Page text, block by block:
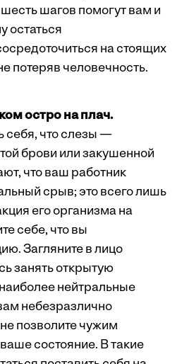
шагов помогут вам и
остаться
на стоящих
потеряв человечность.
остро на плач.
себя, что слезы —
брови или закушенной
что ваш работник
срыв; это всего лишь
его организма на
себе, что вы
Загляните в лицо
занять открытую
нейтральные
небезразлично
позволите чужим
состояние. В такие